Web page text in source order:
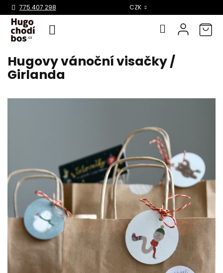
Přejít
obsah
775 407 298 CZK
Hugovy vánoční visačky /
Girlanda